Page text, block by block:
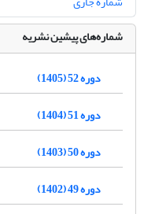
شماره‌های پیشین نشریه
دوره 52 (1405)
دوره 51 (1404)
دوره 50 (1403)
دوره 49 (1402)